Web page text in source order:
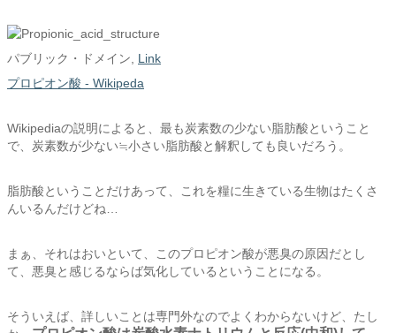
パブリック・ドメイン, Link
プロピオン酸 - Wikipeda
Wikipediaの説明によると、最も炭素数の少ない脂肪酸ということ
で、炭素数が少ない≒小さい脂肪酸と解釈しても良いだろう。
脂肪酸ということだけあって、これを糧に生きている生物はたくさ
んいるんだけどね…
まぁ、それはおいといて、このプロピオン酸が悪臭の原因だとし
て、悪臭と感じるならば気化しているということになる。
そういえば、詳しいことは専門外なのでよくわからないけど、たし